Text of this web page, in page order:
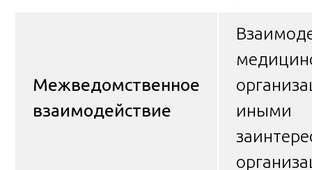
Межведомственное
взаимодействие
иными